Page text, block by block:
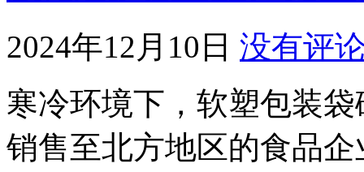
2024年12月10日 没有评
寒冷环境下，软塑包装
销售至北方地区的食品